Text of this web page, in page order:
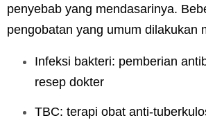
penyebab yang mendasarinya.
pengobatan yang umum dilakukan
Infeksi bakteri: pemberian
resep dokter
TBC: terapi obat anti-